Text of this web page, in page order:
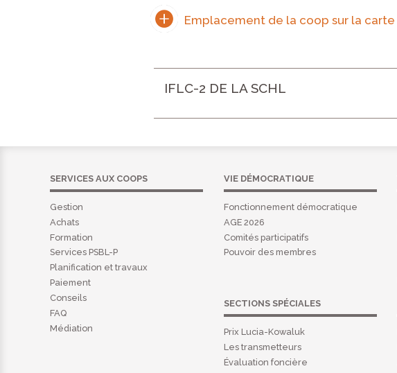
IFLC-2 DE LA SCHL
SERVICES AUX COOPS
Gestion
Achats
Formation
Services PSBL-P
Planification et travaux
Paiement
Conseils
FAQ
Médiation
VIE DÉMOCRATIQUE
Fonctionnement démocratique
AGE 2026
Comités participatifs
Pouvoir des membres
SECTIONS SPÉCIALES
Prix Lucia-Kowaluk
Les transmetteurs
Évaluation foncière